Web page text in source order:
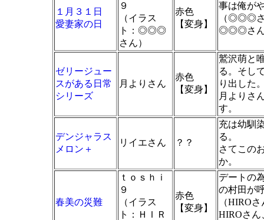
１月３１日
愛妻家の日
９
（イラス
ト：◎◎◎
さん）
赤色
【変身】
事は俺が
（◎◎◎さ
◎◎◎さん
ゼリージュー
スがある日常
シリーズ
月よりさん
赤色
【変身】
鷲沢萌と
る。そし
り出した
月よりさ
す。
デンジャラス
メロン＋
リイエさん ？？
充は幼馴
る。
さてこの
か。
春美の災難
ｔｏｓｈｉ
９
（イラス
ト：ＨＩＲ
赤色
【変身】
デートの
の村田が
（HIRO
HIROさん